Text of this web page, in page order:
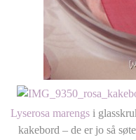
Lyserosa marengs i
kakebord – de er jo så